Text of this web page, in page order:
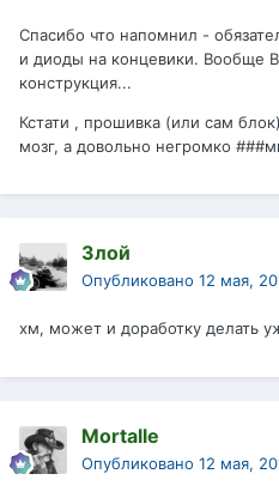
Спасибо что напомнил -
и диоды на концевики. Вообще
конструкция...
Кстати , прошивка (или сам
мозг, а довольно негромко
Злой
Опубликовано 12 мая,
хм, может и доработку делать
Mortalle
Опубликовано 12 мая,